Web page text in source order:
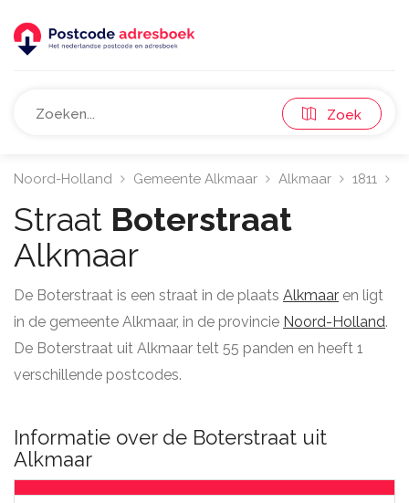
Zoek
Noord-Holland Gemeente Alkmaar Alkmaar 1811
Straat Boterstraat
Alkmaar
De Boterstraat is een straat in de plaats Alkmaar en ligt
in de gemeente Alkmaar, in de provincie Noord-Holland.
De Boterstraat uit Alkmaar telt 55 panden en heeft 1
verschillende postcodes.
Informatie over de Boterstraat uit
Alkmaar